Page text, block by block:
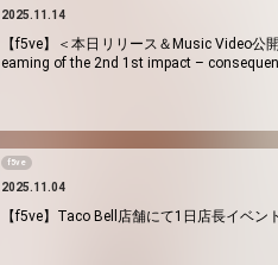
2025.11.14
【f5ve】＜本日リリース＆Music Video
eaming of the 2nd 1st impact –
f5ve
2025.11.04
【f5ve】Taco Bell店舗にて1日店長イベン